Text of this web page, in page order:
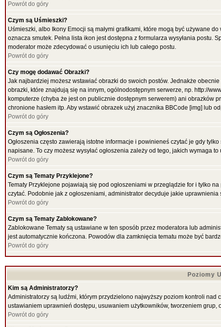
Powrót do góry
Czym są Uśmieszki?
Uśmieszki, albo Ikony Emocji są małymi grafikami, które mogą być używane
oznacza smutek. Pełna lista ikon jest dostępna z formularza wysyłania
moderator może zdecydować o usunięciu ich lub całego postu.
Powrót do góry
Czy mogę dodawać Obrazki?
Jak najbardziej możesz wstawiać obrazki do swoich postów. Jednakże
obrazki, które znajdują się na innym, ogólnodostępnym serwerze, np. http://
komputerze (chyba że jest on publicznie dostępnym serwerem) ani obrazków
chronione hasłem itp. Aby wstawić obrazek użyj znacznika BBCode [img] lub
Powrót do góry
Czym są Ogłoszenia?
Ogłoszenia często zawierają istotne informacje i powinieneś czytać je gdy
napisane. To czy możesz wysyłać ogłoszenia zależy od tego, jakich wymaga
Powrót do góry
Czym są Tematy Przyklejone?
Tematy Przyklejone pojawiają się pod ogłoszeniami w przeglądzie for i tylko
czytać. Podobnie jak z ogłoszeniami, administrator decyduje jakie
Powrót do góry
Czym są Tematy Zablokowane?
Zablokowane Tematy są ustawiane w ten sposób przez moderatora lub
jest automatycznie kończona. Powodów dla zamknięcia tematu może być
Powrót do góry
Poziomy
Kim są Administratorzy?
Administratorzy są ludźmi, którym przydzielono najwyższy poziom kontroli nad
ustawianiem uprawnień dostępu, usuwaniem użytkowników, tworzeniem
Powrót do góry